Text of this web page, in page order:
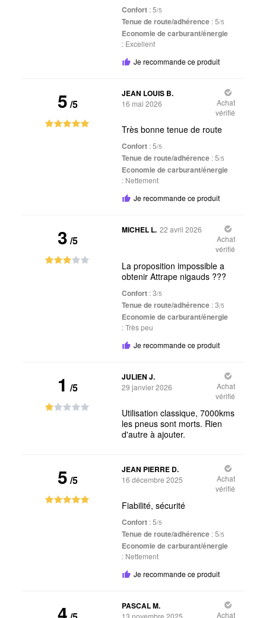
Confort : 5/5
Tenue de route/adhérence : 5/5
Economie de carburant/énergie
: Excellent
Je recommande ce produit
5 /5
JEAN LOUIS B.
16 mai 2026
Achat
vérifié
Très bonne tenue de route
Confort : 5/5
Tenue de route/adhérence : 5/5
Economie de carburant/énergie
: Nettement
Je recommande ce produit
3 /5
MICHEL L. 22 avril 2026
Achat
vérifié
La proposition impossible a
obtenir Attrape nigauds ???
Confort : 3/5
Tenue de route/adhérence : 3/5
Economie de carburant/énergie
:Très peu
Je recommande ce produit
1 /5
JULIEN J.
29 janvier 2026
Achat
vérifié
Utilisation classique, 7000kms
les pneus sont morts. Rien
d'autre à ajouter.
5 /5
JEAN PIERRE D.
16 décembre 2025
Achat
vérifié
Fiabilité, sécurité
Confort : 5/5
Tenue de route/adhérence : 5/5
Economie de carburant/énergie
: Nettement
Je recommande ce produit
PASCAL M.
Achat